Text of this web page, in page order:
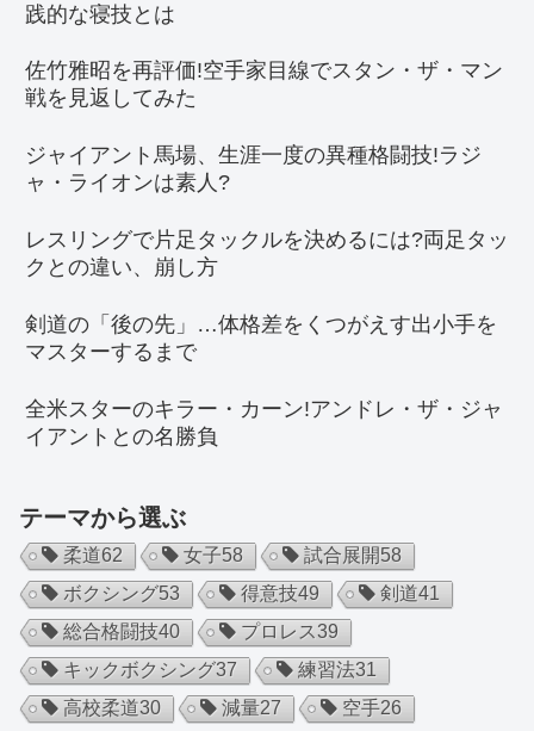
践的な寝技とは
佐竹雅昭を再評価!空手家目線でスタン・ザ・マン
戦を見返してみた
ジャイアント馬場、生涯一度の異種格闘技!ラジ
ャ・ライオンは素人?
レスリングで片足タックルを決めるには?両足タッ
クとの違い、崩し方
剣道の「後の先」…体格差をくつがえす出小手を
マスターするまで
全米スターのキラー・カーン!アンドレ・ザ・ジャ
イアントとの名勝負
テーマから選ぶ
柔道62 女子58 試合展開58
ボクシング53 得意技49 剣道41
総合格闘技40 プロレス39
キックボクシング37 練習法31
高校柔道30 減量27 空手26